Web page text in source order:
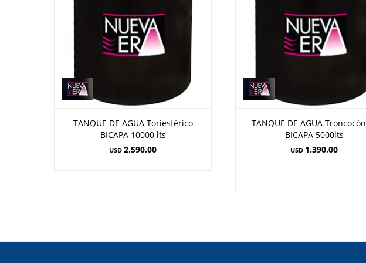
TANQUE DE AGUA Toriesférico
BICAPA 10000 lts
USD 2.590,00
TANQUE DE AGUA
BICAPA 5000lts
USD 1.390,00